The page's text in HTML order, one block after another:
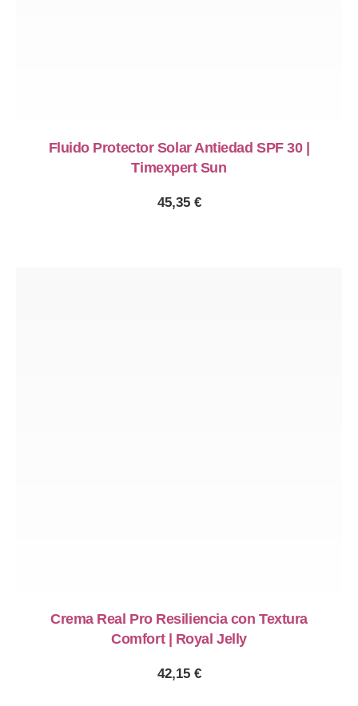
Fluido Protector Solar Antiedad SPF 30 |
Timexpert Sun
45,35 €
Crema Real Pro Resiliencia con Textura
Comfort | Royal Jelly
42,15 €